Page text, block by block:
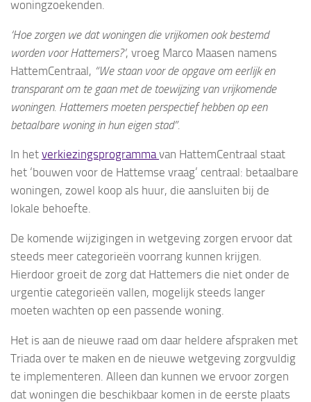
woningzoekenden.
‘Hoe zorgen we dat woningen die vrijkomen ook bestemd
worden voor Hattemers?’, vroeg Marco Maasen namens
HattemCentraal, “We staan voor de opgave om eerlijk en
transparant om te gaan met de toewijzing van vrijkomende
woningen. Hattemers moeten perspectief hebben op een
betaalbare woning in hun eigen stad”.
In het verkiezingsprogrammavan HattemCentraal staat
het ‘bouwen voor de Hattemse vraag’ centraal: betaalbare
woningen, zowel koop als huur, die aansluiten bij de
lokale behoefte.
De komende wijzigingen in wetgeving zorgen ervoor dat
steeds meer categorieën voorrang kunnen krijgen.
Hierdoor groeit de zorg dat Hattemers die niet onder de
urgentie categorieën vallen, mogelijk steeds langer
moeten wachten op een passende woning.
Het is aan de nieuwe raad om daar heldere afspraken met
Triada over te maken en de nieuwe wetgeving zorgvuldig
te implementeren. Alleen dan kunnen we ervoor zorgen
dat woningen die beschikbaar komen in de eerste plaats